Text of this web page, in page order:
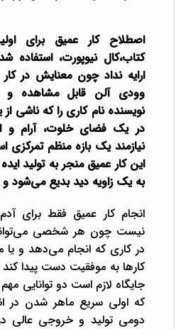
اصطلاح کار عمیق برای
کتاب،کال نیوپورت، استفاده
ارایه نداد چون معنایش در
وودی آلن قابل مشاهده و
نویسنده نام کاری را که
در یک فضای خلوت، آرام و
نیازمند یک بازه منظم
این کار عمیق منجر به تولید
به یک زاویه دید بدیع می‌شود و
انجام کار عمیق فقط برای
نیست چون هر شخصی می‌تواند
در کاری که انجام می‌دهد و یا
کار‌ها به موفقیت دست پیدا کند
جایگاه لازم است دو توانایی
که اولی سریع ماهر شدن در
دومی تولید و خروجی عالی